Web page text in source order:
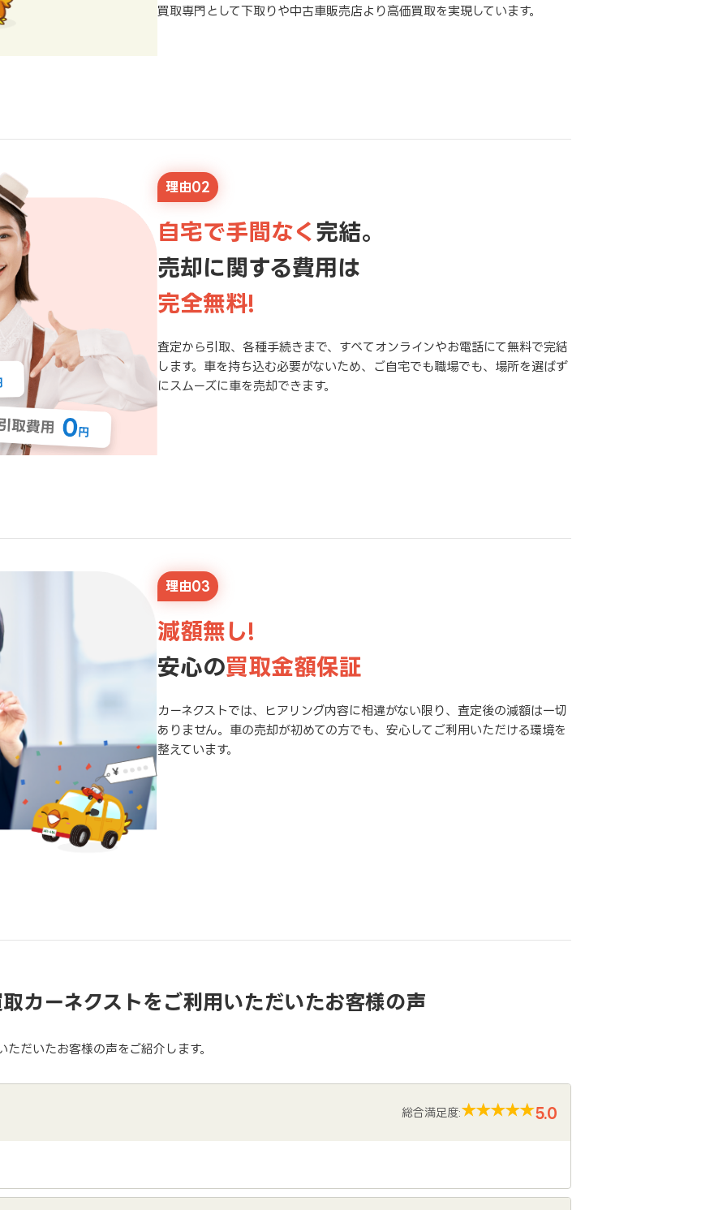
買取専門として下取りや中古車販売店より高価買取を実現しています。
理由02
自宅で手間なく 完結。
売却に関する費用は
完全無料!
査定から引取、各種手続きまで、すべてオンラインやお電話にて無料で完結
します。車を持ち込む必要がないため、ご自宅でも職場でも、場所を選ばず
にスムーズに車を売却できます。
理由03
減額無し!
安心の買取金額保証
カーネクストでは、ヒアリング内容に相違がない限り、査定後の減額は一切
ありません。車の売却が初めての方でも、安心してご利用いただける環境を
整えています。
カーネクストをご利用いただいたお客様の声
だいたお客様の声をご紹介します。
総合満足度: 5.0